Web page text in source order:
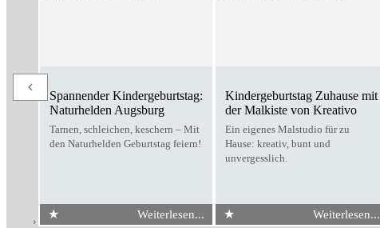
Spannender Kindergeburtstag:
Naturhelden Augsburg
Tarnen, schleichen, keschern – Mit
den Naturhelden Geburtstag feiern!
★ Weiterlesen...
Kindergeburtstag Zuhause mit
der Malkiste von Kreativo
Ein eigenes Malstudio für zu
Hause: kreativ, bunt und
unvergesslich.
★ Weiterlesen...
› Broschüre „FRAU & BERUF“ der Stadt Augsburg